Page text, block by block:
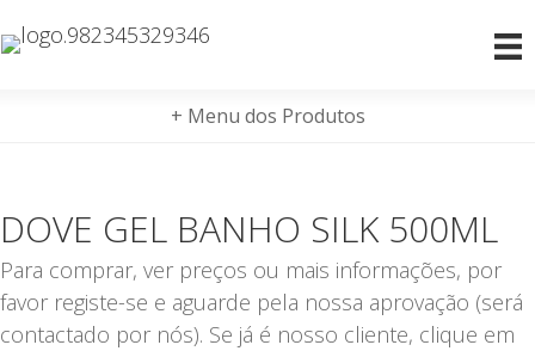
+ Menu dos Produtos
DOVE GEL BANHO SILK 500ML
Para comprar, ver preços ou mais informações, por
favor registe-se e aguarde pela nossa aprovação (será
contactado por nós). Se já é nosso cliente, clique em